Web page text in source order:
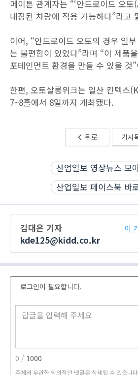
메이튼 관계자는 “‘안드로이드 오
내장된 차량에 적용 가능하다”라고
이어, “안드로이드 오토의 경우 일
는 불편함이 있었다”라며 “이 제품
포테인먼트 환경을 만들 수 있을 것
한편, 오토살롱위크는 일산 킨텍스
7~8홀에서 8일까지 개최됐다.
뒤로 기사
산업일보 영상뉴스 모
산업일보 페이스북 바
김대은 기자
kde125@kidd.co.kr
이
로그인이 필요합니다.
0 / 1000
주제와 무관한 악의적인 댓글은 삭제될 수 있습니